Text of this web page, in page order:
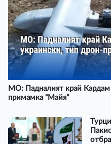
МО: Падналият край
примамка “Майя”